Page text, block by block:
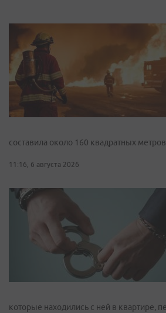
составила около 160 квадратных метров
11:16, 6 августа 2026
которые находились с ней в квартире,